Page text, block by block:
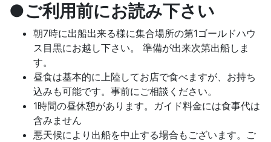
●ご利用前にお読み下さい
朝7時に出船出来る様に集合場所の第1ゴールドハウ
ス目黒にお越し下さい。 準備が出来次第出船しま
す。
昼食は基本的に上陸してお店で食べますが、お持ち
込みも可能です。事前にご相談ください。
1時間の昼休憩があります。ガイド料金には食事代は
含みません
悪天候により出船を中止する場合もございます。ご